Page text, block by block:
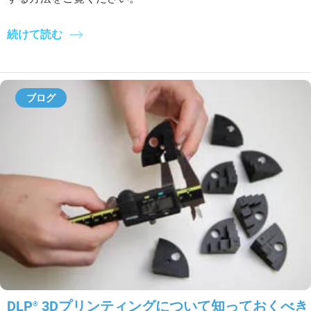
続けて読む
ブログ
DLP® 3Dプリンティングについて知っておくべき